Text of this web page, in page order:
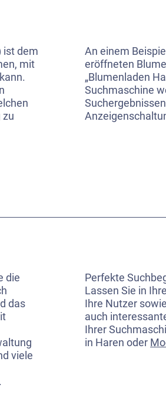
ist dem
mit
zu
An einem
eröffneten
„Blumenladen
Suchmaschine
die
das
viele
Perfekte
Lassen Sie in
Ihre Nutzer
auch
Ihrer
in Haren oder